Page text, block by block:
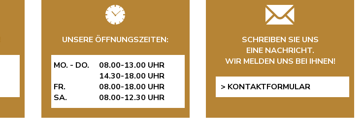
UNSERE ÖFFNUNGSZEITEN:
MO. - DO.
08.00-13.00 UHR
14.30-18.00 UHR
FR.
08.00-18.00 UHR
SA.
08.00-12.30 UHR
SCHREIBEN SIE UNS
EINE NACHRICHT.
WIR MELDEN UNS BEI IHNEN!
> KONTAKTFORMULAR